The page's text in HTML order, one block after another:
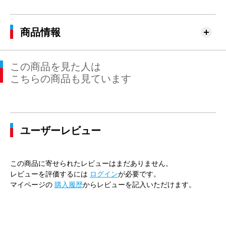
商品情報
この商品を見た人は
こちらの商品も見ています
ユーザーレビュー
この商品に寄せられたレビューはまだありません。
レビューを評価するには ログインが必要です。
マイページの 購入履歴からレビューを記入いただけます。